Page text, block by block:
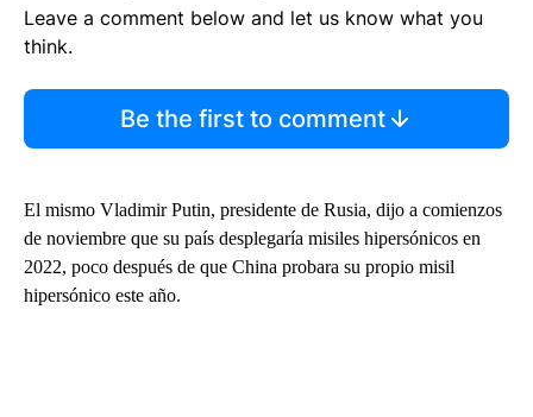
Leave a comment below and let us know what you
think.
Be the first to comment
El mismo Vladimir Putin, presidente de Rusia, dijo a comienzos
de noviembre que su país desplegaría misiles hipersónicos en
2022, poco después de que China probara su propio misil
hipersónico este año.